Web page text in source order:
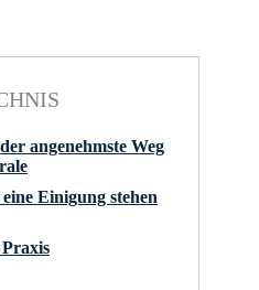
angenehmste Weg
Einigung stehen
Praxis